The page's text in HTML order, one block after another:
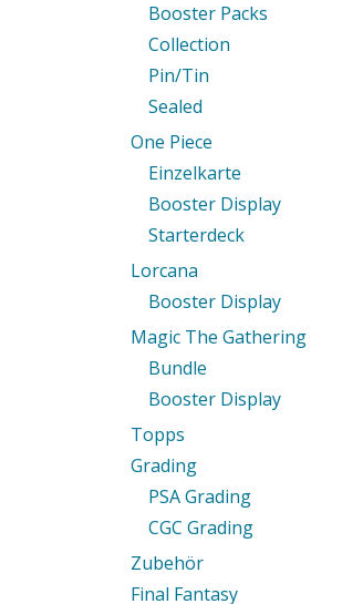
Booster Packs
Collection
Pin/Tin
Sealed
One Piece
Einzelkarte
Booster Display
Starterdeck
Lorcana
Booster Display
Magic The Gathering
Bundle
Booster Display
Topps
Grading
PSA Grading
CGC Grading
Zubehör
Final Fantasy